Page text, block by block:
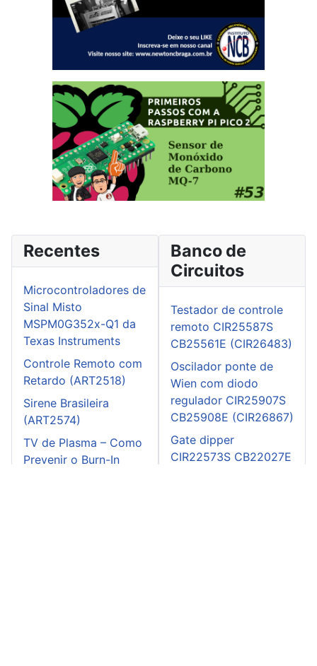
Recentes
Microcontroladores de
Sinal Misto
MSPM0G352x-Q1 da
Texas Instruments
Controle Remoto com
Retardo (ART2518)
Sirene Brasileira
(ART2574)
TV de Plasma – Como
Prevenir o Burn-In
Banco de
Circuitos
Testador de controle
remoto CIR25587S
CB25561E (CIR26483)
Oscilador ponte de
Wien com diodo
regulador CIR25907S
CB25908E (CIR26867)
Gate dipper
CIR22573S CB22027E